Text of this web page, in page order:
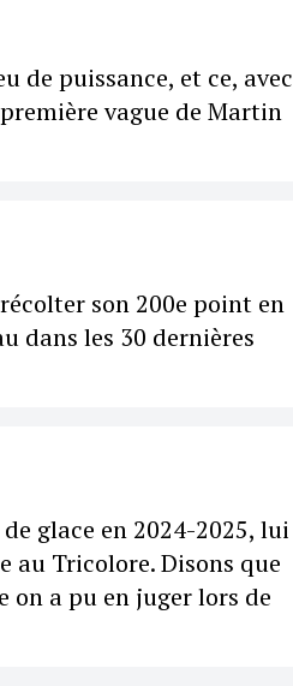
de puissance, et ce, avec
vague de Martin
son 200e point en
dans les 30 dernières
glace en 2024-2025, lui
au Tricolore. Disons que
a pu en juger lors de